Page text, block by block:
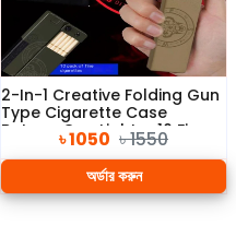
2-In-1 Creative Folding Gun
Type Cigarette Case
Butane Gas Lighter 10 Fine
Cigarette Packs Windproof
Jet Blue Flame Fun Lighters
৳ 1050 ৳ 1550
অর্ডার করুন